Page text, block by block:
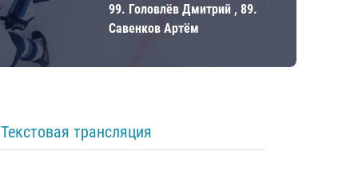
99. Головлёв Дмитрий , 89.
Савенков Артём
Текстовая трансляция